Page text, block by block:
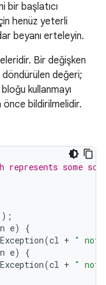
bir başlatıcı
henüz yeterli
beyanı erteleyin.
Bir değişken
değeri;
kullanmayı
bildirilmelidir.
some
e)
{
(cl + " not
e)
{
(cl + " not